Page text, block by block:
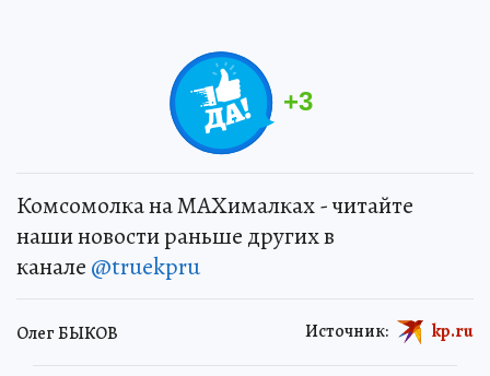
+3
Комсомолка на MAXималках - читайте
наши новости раньше других в
канале @truekpru
Олег БЫКОВ Источник: kp.ru